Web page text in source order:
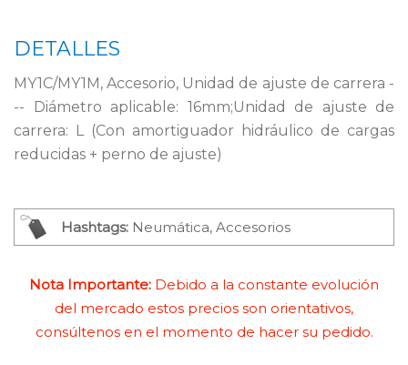
DETALLES
MY1C/MY1M, Accesorio, Unidad de ajuste de carrera -
-- Diámetro aplicable: 16mm;Unidad de ajuste de
carrera: L (Con amortiguador hidráulico de cargas
reducidas + perno de ajuste)
Hashtags: Neumática, Accesorios
Nota Importante: Debido a la constante evolución
del mercado estos precios son orientativos,
consúltenos en el momento de hacer su pedido.